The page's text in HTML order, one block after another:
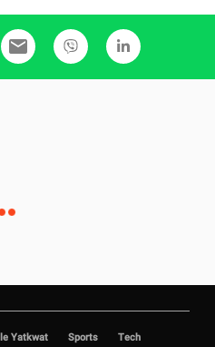
email
Yatkwat Sports Tech